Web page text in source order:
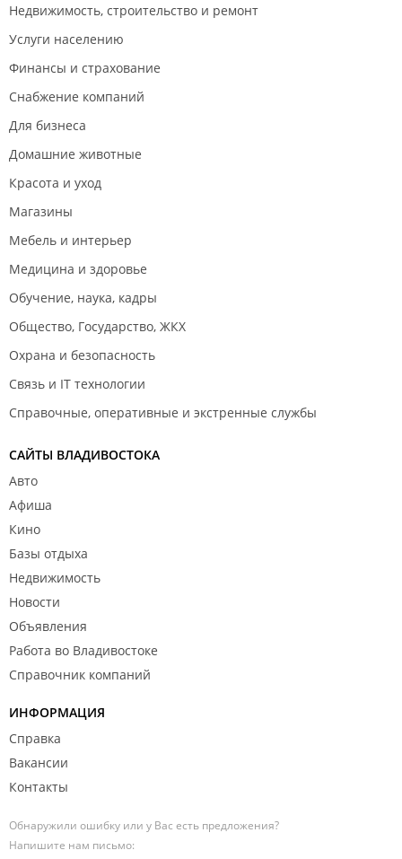
Недвижимость, строительство и ремонт
Услуги населению
Финансы и страхование
Снабжение компаний
Для бизнеса
Домашние животные
Красота и уход
Магазины
Мебель и интерьер
Медицина и здоровье
Обучение, наука, кадры
Общество, Государство, ЖКХ
Охрана и безопасность
Связь и IT технологии
Справочные, оперативные и экстренные службы
САЙТЫ ВЛАДИВОСТОКА
Авто
Афиша
Кино
Базы отдыха
Недвижимость
Новости
Объявления
Работа во Владивостоке
Справочник компаний
ИНФОРМАЦИЯ
Справка
Вакансии
Контакты
Обнаружили ошибку или у Вас есть предложения?
Напишите нам письмо: